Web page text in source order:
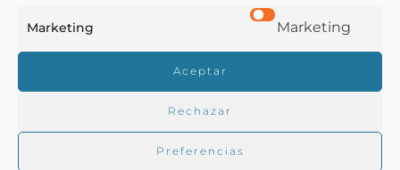
Marketing Marketing
Aceptar
Rechazar
Preferencias
Veterinaria de Madrid, vocal del Real Consejo de
Agricultura, Industria y Comercio y del de Sanidad del
Reino, individuo de la Real Academia de Ciencias
Exactas, Físicas y Naturales y de la de Medicina, etc.
Ver más libros de estas materias: